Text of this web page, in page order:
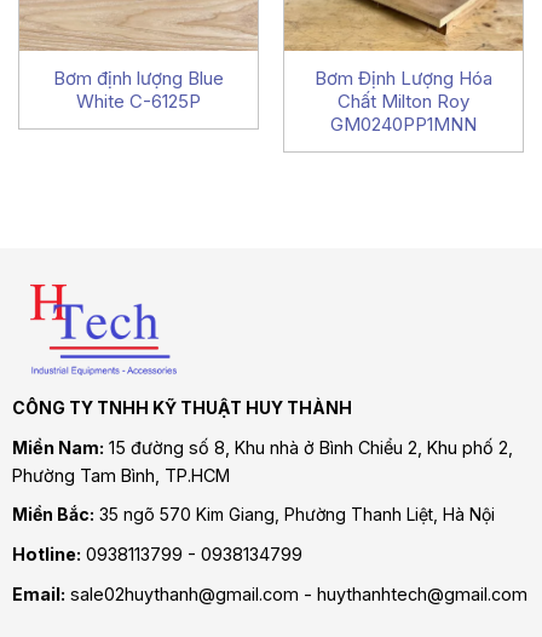
Bơm định lượng Blue
White C-6125P
Bơm Định Lượng Hóa
Chất Milton Roy
GM0240PP1MNN
CÔNG TY TNHH KỸ THUẬT HUY THÀNH
Miền Nam: 15 đường số 8, Khu nhà ở Bình Chiểu 2, Khu phố 2,
Phường Tam Bình, TP.HCM
Miền Bắc: 35 ngõ 570 Kim Giang, Phường Thanh Liệt, Hà Nội
Hotline: 0938113799 - 0938134799
Email: sale02huythanh@gmail.com - huythanhtech@gmail.com